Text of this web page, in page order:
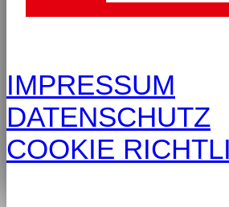
IMPRESSUM
DATENSCHUTZ
COOKIE